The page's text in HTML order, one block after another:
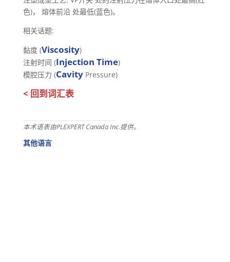
色)， 熔体前沿 处最低(蓝色)。
相关话题:
黏度 (Viscosity)
注射时间 (Injection Time)
模腔压力 (CavityPressure)
< 回到词汇表
本术语表由PLEXPERT Canada Inc.提供。
其他语言